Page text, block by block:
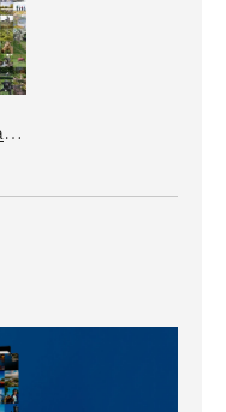
Sverigesommar - ny utökad utgåva